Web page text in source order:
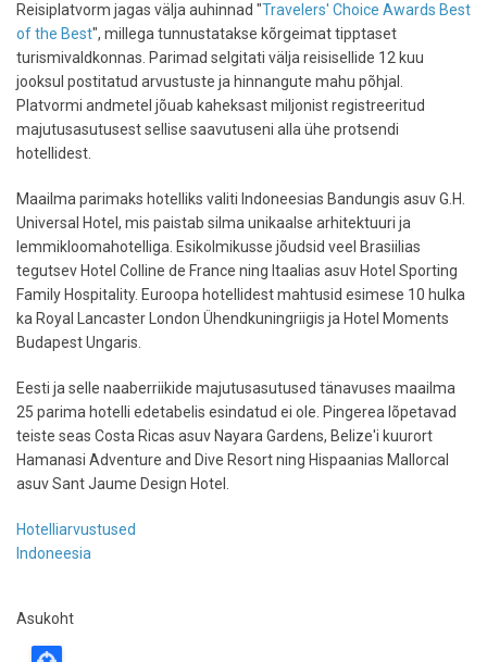
Reisiplatvorm jagas välja auhinnad "Travelers' Choice Awards Best
of the Best", millega tunnustatakse kõrgeimat tipptaset
turismivaldkonnas. Parimad selgitati välja reisisellide 12 kuu
jooksul postitatud arvustuste ja hinnangute mahu põhjal.
Platvormi andmetel jõuab kaheksast miljonist registreeritud
majutusasutusest sellise saavutuseni alla ühe protsendi
hotellidest.
Maailma parimaks hotelliks valiti Indoneesias Bandungis asuv G.H.
Universal Hotel, mis paistab silma unikaalse arhitektuuri ja
lemmikloomahotelliga. Esikolmikusse jõudsid veel Brasiilias
tegutsev Hotel Colline de France ning Itaalias asuv Hotel Sporting
Family Hospitality. Euroopa hotellidest mahtusid esimese 10 hulka
ka Royal Lancaster London Ühendkuningriigis ja Hotel Moments
Budapest Ungaris.
Eesti ja selle naaberriikide majutusasutused tänavuses maailma
25 parima hotelli edetabelis esindatud ei ole. Pingerea lõpetavad
teiste seas Costa Ricas asuv Nayara Gardens, Belize'i kuurort
Hamanasi Adventure and Dive Resort ning Hispaanias Mallorcal
asuv Sant Jaume Design Hotel.
Hotelliarvustused
Indoneesia
Asukoht